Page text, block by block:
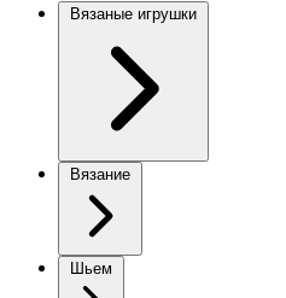
Вязаные игрушки
Вязание
Шьем